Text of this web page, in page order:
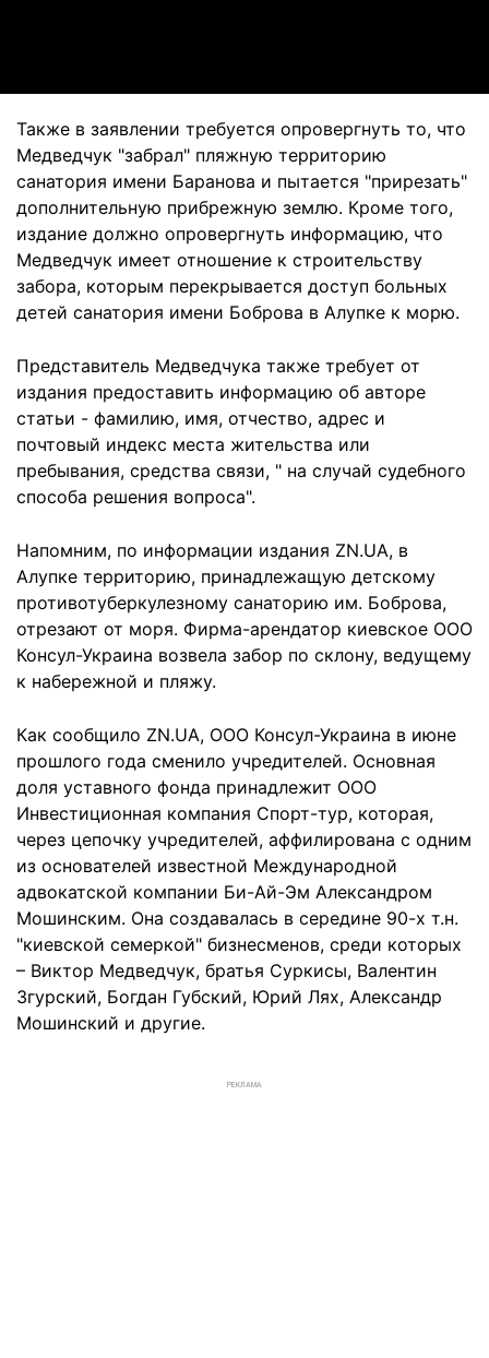
Также в заявлении требуется опровергнуть то, что
Медведчук "забрал" пляжную территорию
санатория имени Баранова и пытается "прирезать"
дополнительную прибрежную землю. Кроме того,
издание должно опровергнуть информацию, что
Медведчук имеет отношение к строительству
забора, которым перекрывается доступ больных
детей санатория имени Боброва в Алупке к морю.
Представитель Медведчука также требует от
издания предоставить информацию об авторе
статьи - фамилию, имя, отчество, адрес и
почтовый индекс места жительства или
пребывания, средства связи, " на случай судебного
способа решения вопроса".
Напомним, по информации издания ZN.UA, в
Алупке территорию, принадлежащую детскому
противотуберкулезному санаторию им. Боброва,
отрезают от моря. Фирма-арендатор киевское ООО
Консул-Украина возвела забор по склону, ведущему
к набережной и пляжу.
Как сообщило ZN.UA, ООО Консул-Украина в июне
прошлого года сменило учредителей. Основная
доля уставного фонда принадлежит ООО
Инвестиционная компания Спорт-тур, которая,
через цепочку учредителей, аффилирована с одним
из основателей известной Международной
адвокатской компании Би-Ай-Эм Александром
Мошинским. Она создавалась в середине 90-х т.н.
"киевской семеркой" бизнесменов, среди которых
– Виктор Медведчук, братья Суркисы, Валентин
Згурский, Богдан Губский, Юрий Лях, Александр
Мошинский и другие.
РЕКЛАМА